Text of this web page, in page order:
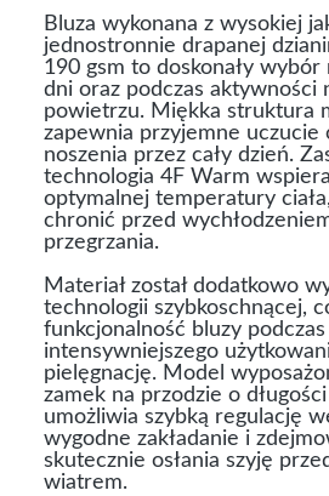
Bluza wykonana z wysokiej
jednostronnie drapanej
190 gsm to doskonały wybór
dni oraz podczas aktywności
powietrzu. Miękka struktura
zapewnia przyjemne uczucie
noszenia przez cały dzień.
technologia 4F Warm
optymalnej temperatury
chronić przed
przegrzania.
Materiał został dodatkowo
technologii szybkoschnącej,
funkcjonalność bluzy podczas
intensywniejszego
pielęgnację. Model
zamek na przodzie o
umożliwia szybką regulację
wygodne zakładanie i
skutecznie osłania szyję
wiatrem.